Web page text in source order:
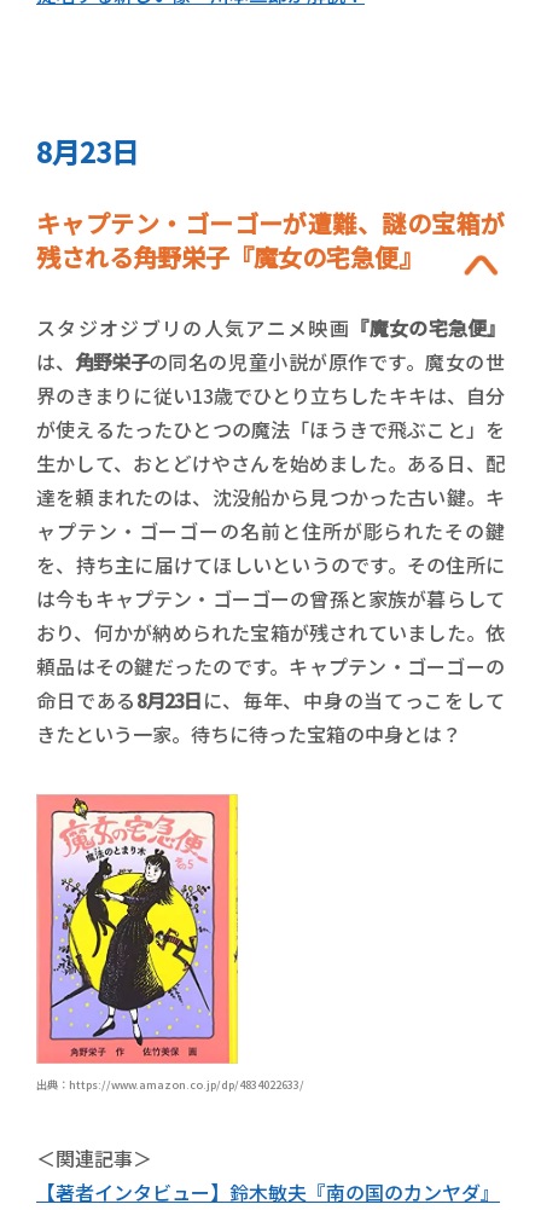
8月23日
キャプテン・ゴーゴーが遭難、謎の宝箱が
残される――角野栄子『魔女の宅急便』
スタジオジブリの人気アニメ映画 『魔女の宅急便』
は、 角野栄子の同名の児童小説が原作です。魔女の世
界のきまりに従い13歳でひとり立ちしたキキは、自分
が使えるたったひとつの魔法「ほうきで飛ぶこと」を
生かして、おとどけやさんを始めました。ある日、配
達を頼まれたのは、沈没船から見つかった古い鍵。キ
ャプテン・ゴーゴーの名前と住所が彫られたその鍵
を、持ち主に届けてほしいというのです。その住所に
は今もキャプテン・ゴーゴーの曾孫と家族が暮らして
おり、何かが納められた宝箱が残されていました。依
頼品はその鍵だったのです。キャプテン・ゴーゴーの
命日である8月23日に、毎年、中身の当てっこをして
きたという一家。待ちに待った宝箱の中身とは？
出典：https://www.amazon.co.jp/dp/4834022633/
＜関連記事＞
【著者インタビュー】鈴木敏夫『南の国のカンヤダ』